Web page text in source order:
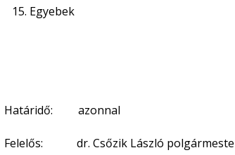
Egyebek
Határidő: azonnal
Felelős: dr. Csőzik László